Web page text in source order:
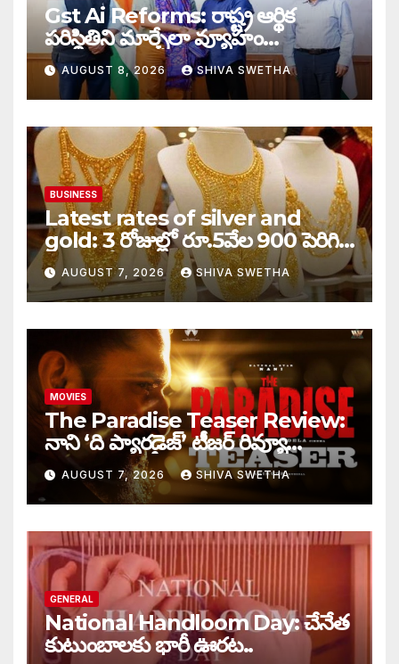
Gst Ai Reforms: రాష్ట్ర ఆర్థిక
పరిస్థితిని మార్చేలా వ్యూహం…
AUGUST 8, 2026 SHIVA SWETHA
BUSINESS
Latest rates of silver and
gold: 3 రోజుల్లో రూ.5వేల 900 పెరిగిన
తులం గోల్డ్…
AUGUST 7, 2026 SHIVA SWETHA
MOVIES
The Paradise Teaser Review:
నాని ‘ది ప్యారడైజ్’ టీజర్ రివ్యూ…
AUGUST 7, 2026 SHIVA SWETHA
GENERAL
National Handloom Day: చేనేత
కుటుంబాలకు భారీ ఊరట..